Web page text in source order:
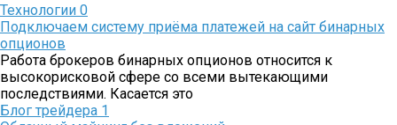
Технологии 0
Подключаем систему приёма платежей на сайт бинарных
опционов
Работа брокеров бинарных опционов относится к
высокорисковой сфере со всеми вытекающими
последствиями. Касается это
Блог трейдера 1